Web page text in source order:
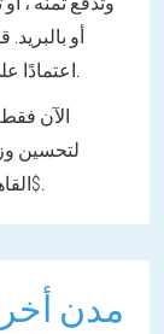
أو
اعتمادًا على المسافة إلى المدينة التي توجد بها - القاهرة.
القاهرة من خلال الموقع الرسمي بأفضل سعر 49$.
مدن